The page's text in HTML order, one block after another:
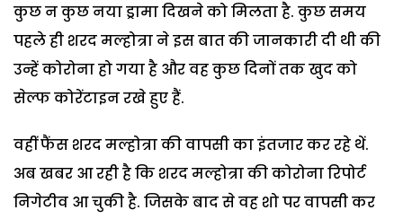
कुछ न कुछ नया ड्रामा दिखने को मिलता है. कुछ समय
पहले ही शरद मल्होत्रा ने इस बात की जानकारी दी थी की
उन्हें कोरोना हो गया है और वह कुछ दिनों तक खुद को
सेल्फ कोरेंटाइन रखे हुए हैं.
वहीं फैंस शरद मल्होत्रा की वापसी का इंतजार कर रहे थें.
अब खबर आ रही है कि शरद मल्होत्रा की कोरोना रिपोर्ट
निगेटीव आ चुकी है. जिसके बाद से वह शो पर वापसी कर